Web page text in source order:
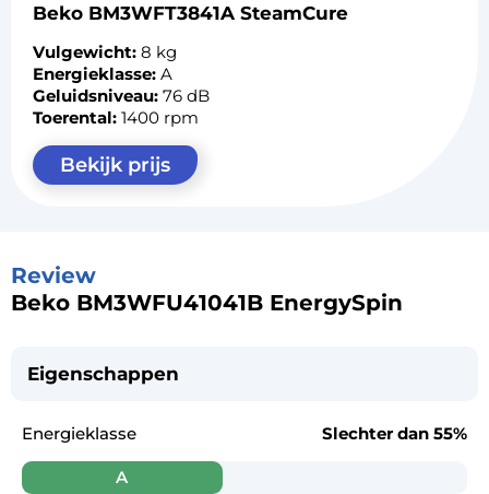
Beko BM3WFT3841A SteamCure
Vulgewicht: 8 kg
Energieklasse: A
Geluidsniveau: 76 dB
Toerental: 1400 rpm
Bekijk prijs
Review
Beko BM3WFU41041B EnergySpin
Eigenschappen
Energieklasse
A
Slechter dan 55%